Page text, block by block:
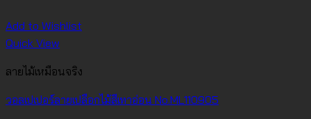
Add to Wishlist
Quick View
ลายไม้เหมือนจริง
วอลเปเปอร์ลายเปลือกไม้สีเทาอ่อน No.ML110905